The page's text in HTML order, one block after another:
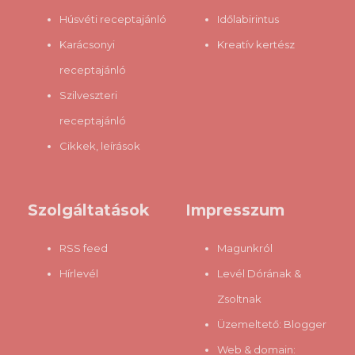
Húsvéti receptajánló
Karácsonyi
receptajánló
Szilveszteri
receptajánló
Cikkek, leírások
Időlabirintus
Kreatív kertész
Szolgáltatások
RSS feed
Hírlevél
Impresszum
Magunkról
Levél Dórának &
Zsoltnak
Üzemeltető: Blogger
Web & domain: